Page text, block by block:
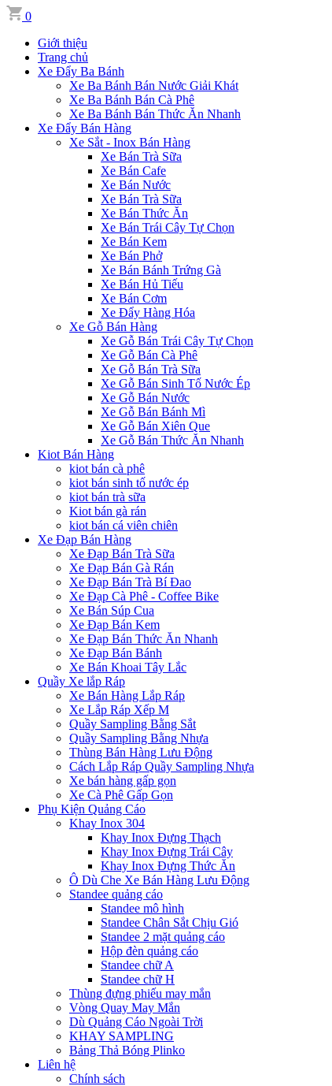
0
Giới thiệu
Trang chủ
Xe Đẩy Ba Bánh
Xe Ba Bánh Bán Nước Giải Khát
Xe Ba Bánh Bán Cà Phê
Xe Ba Bánh Bán Thức Ăn Nhanh
Xe Đẩy Bán Hàng
Xe Sắt - Inox Bán Hàng
Xe Bán Trà Sữa
Xe Bán Cafe
Xe Bán Nước
Xe Bán Trà Sữa
Xe Bán Thức Ăn
Xe Bán Trái Cây Tự Chọn
Xe Bán Kem
Xe Bán Phở
Xe Bán Bánh Trứng Gà
Xe Bán Hủ Tiếu
Xe Bán Cơm
Xe Đẩy Hàng Hóa
Xe Gỗ Bán Hàng
Xe Gỗ Bán Trái Cây Tự Chọn
Xe Gỗ Bán Cà Phê
Xe Gỗ Bán Trà Sữa
Xe Gỗ Bán Sinh Tố Nước Ép
Xe Gỗ Bán Nước
Xe Gỗ Bán Bánh Mì
Xe Gỗ Bán Xiên Que
Xe Gỗ Bán Thức Ăn Nhanh
Kiot Bán Hàng
kiot bán cà phê
kiot bán sinh tố nước ép
kiot bán trà sữa
Kiot bán gà rán
kiot bán cá viên chiên
Xe Đạp Bán Hàng
Xe Đạp Bán Trà Sữa
Xe Đạp Bán Gà Rán
Xe Đạp Bán Trà Bí Đao
Xe Đạp Cà Phê - Coffee Bike
Xe Bán Súp Cua
Xe Đạp Bán Kem
Xe Đạp Bán Thức Ăn Nhanh
Xe Đạp Bán Bánh
Xe Bán Khoai Tây Lắc
Quầy Xe lắp Ráp
Xe Bán Hàng Lắp Ráp
Xe Lắp Ráp Xếp M
Quầy Sampling Bằng Sắt
Quầy Sampling Bằng Nhựa
Thùng Bán Hàng Lưu Động
Cách Lắp Ráp Quầy Sampling Nhựa
Xe bán hàng gấp gọn
Xe Cà Phê Gấp Gọn
Phụ Kiện Quảng Cáo
Khay Inox 304
Khay Inox Đựng Thạch
Khay Inox Đựng Trái Cây
Khay Inox Đựng Thức Ăn
Ô Dù Che Xe Bán Hàng Lưu Động
Standee quảng cáo
Standee mô hình
Standee Chân Sắt Chịu Gió
Standee 2 mặt quảng cáo
Hộp đèn quảng cáo
Standee chữ A
Standee chữ H
Thùng đựng phiếu may mắn
Vòng Quay May Mắn
Dù Quảng Cáo Ngoài Trời
KHAY SAMPLING
Bảng Thả Bóng Plinko
Liên hệ
Chính sách